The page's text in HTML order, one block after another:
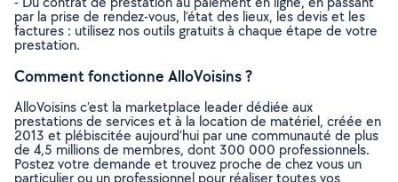
par la prise de rendez-vous, l’état des lieux, les devis et les
factures : utilisez nos outils gratuits à chaque étape de votre
prestation.
Comment fonctionne AlloVoisins ?
AlloVoisins c’est la marketplace leader dédiée aux
prestations de services et à la location de matériel, créée en
2013 et plébiscitée aujourd’hui par une communauté de plus
de 4,5 millions de membres, dont 300 000 professionnels.
Postez votre demande et trouvez proche de chez vous un
particulier ou un professionnel pour réaliser toutes vos